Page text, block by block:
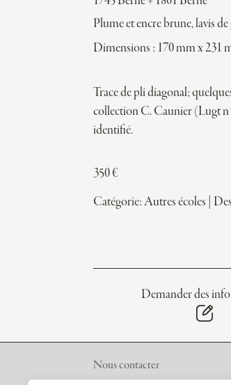
Plume et encre brune, lavis de
Dimensions : 170 mm x 231
Trace de pli diagonal;
collection C. Caunier (Lugt
identifié.
350€
Catégorie:Autres écoles
Demander des
Nous contacter